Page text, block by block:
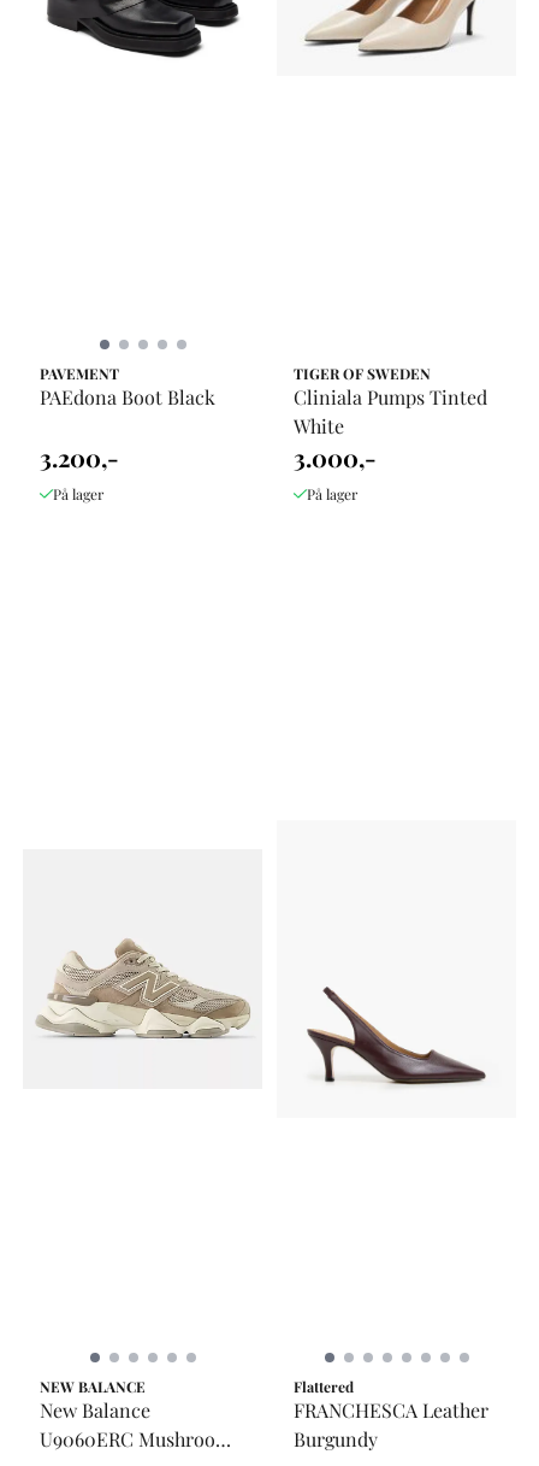
PAVEMENT
PAEdona Boot Black
3.200,-
På lager
TIGER OF SWEDEN
Cliniala Pumps Tinted
White
3.000,-
På lager
NEW BALANCE
New Balance
U9060ERC Mushroom
Flattered
FRANCHESCA Leather
Burgundy